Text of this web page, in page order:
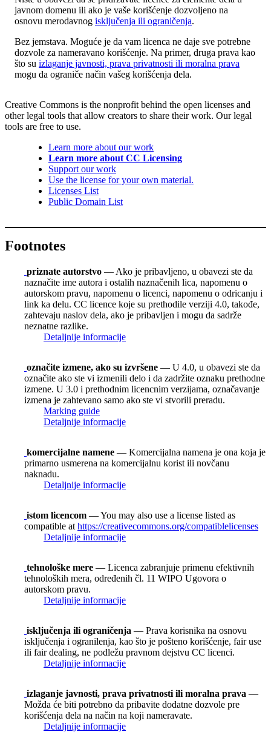
javnom domenu ili ako je vaše korišćenje dozvoljeno na
osnovu merodavnog isključenja ili ograničenja.
Bez jemstava. Moguće je da vam licenca ne daje sve potrebne
dozvole za nameravano korišćenje. Na primer, druga prava kao
što su izlaganje javnosti, prava privatnosti ili moralna prava
mogu da ograniče način vašeg korišćenja dela.
Creative Commons is the nonprofit behind the open licenses and
other legal tools that allow creators to share their work. Our legal
tools are free to use.
Learn more about our work
Learn more about CC Licensing
Support our work
Use the license for your own material.
Licenses List
Public Domain List
Footnotes
priznate autorstvo — Ako je pribavljeno, u obavezi ste da
naznačite ime autora i ostalih naznačenih lica, napomenu o
autorskom pravu, napomenu o licenci, napomenu o odricanju i
link ka delu. CC licence koje su prethodile verziji 4.0, takođe,
zahtevaju naslov dela, ako je pribavljen i mogu da sadrže
neznatne razlike.
Detaljnije informacije
označite izmene, ako su izvršene — U 4.0, u obavezi ste da
označite ako ste vi izmenili delo i da zadržite oznaku prethodne
izmene. U 3.0 i prethodnim licencnim verzijama, označavanje
izmena je zahtevano samo ako ste vi stvorili preradu.
Marking guide
Detaljnije informacije
komercijalne namene — Komercijalna namena je ona koja je
primarno usmerena na komercijalnu korist ili novčanu
naknadu.
Detaljnije informacije
istom licencom — You may also use a license listed as
compatible at https://creativecommons.org/compatiblelicenses
Detaljnije informacije
tehnološke mere — Licenca zabranjuje primenu efektivnih
tehnoloških mera, određenih čl. 11 WIPO Ugovora o
autorskom pravu.
Detaljnije informacije
isključenja ili ograničenja — Prava korisnika na osnovu
isključenja i ogranilenja, kao što je pošteno korišćenje, fair use
ili fair dealing, ne podležu pravnom dejstvu CC licenci.
Detaljnije informacije
izlaganje javnosti, prava privatnosti ili moralna prava —
Možda će biti potrebno da pribavite dodatne dozvole pre
korišćenja dela na način na koji nameravate.
Detaljnije informacije